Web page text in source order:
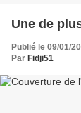
Une de
Publié le 09/01/
Par Fidji51